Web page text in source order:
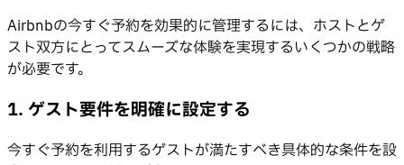
Airbnbの今すぐ予約を効果的に管理するには、ホストとゲ
スト双方にとってスムーズな体験を実現するいくつかの戦略
が必要です。
1. ゲスト要件を明確に設定する
今すぐ予約を利用するゲストが満たすべき具体的な条件を設